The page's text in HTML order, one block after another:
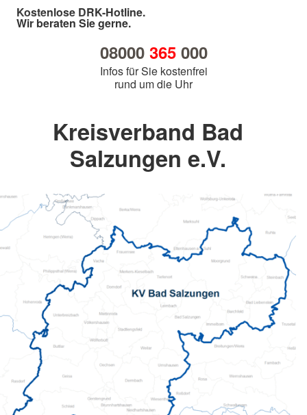
Kostenlose DRK-Hotline.
Wir beraten Sie gerne.
08000 365000
Infos für Sie kostenfrei
rund um die Uhr
Kreisverband Bad
Salzungen e.V.